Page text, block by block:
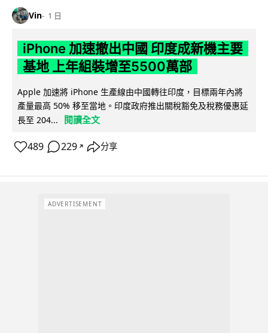
Vin 1 日
iPhone 加速撤出中國 印度成新機主要
基地 上年組裝增至5500萬部
Apple 加速將 iPhone 生產線由中國轉往印度，目標兩年內將
產量最高 50% 移至當地。印度政府推出關稅豁免及稅務優惠延
長至 204...
閱讀全文
489 229 ↗ 分享
ADVERTISEMENT